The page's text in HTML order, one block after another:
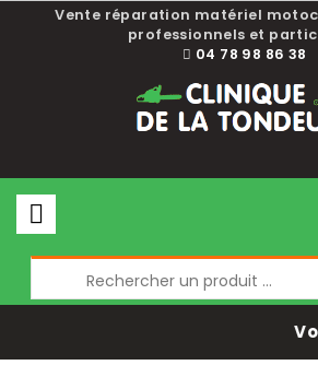
Vente réparation matériel
professionnels et
04 78 98 86 38